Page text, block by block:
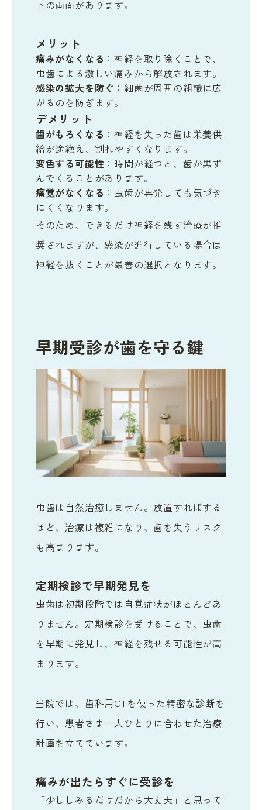
トの両面があります。
メリット
痛みがなくなる ：神経を取り除くことで、
虫歯による激しい痛みから解放されます。
感染の拡大を防ぐ ：細菌が周囲の組織に広
がるのを防ぎます。
デメリット
歯がもろくなる ：神経を失った歯は栄養供
給が途絶え、割れやすくなります。
変色する可能性 ：時間が経つと、歯が黒ず
んでくることがあります。
痛覚がなくなる ：虫歯が再発しても気づき
にくくなります。
そのため、できるだけ神経を残す治療が推
奨されますが、感染が進行している場合は
神経を抜くことが最善の選択となります。
早期受診が歯を守る鍵
虫歯は自然治癒しません。放置すればする
ほど、治療は複雑になり、歯を失うリスク
も高まります。
定期検診で早期発見を
虫歯は初期段階では自覚症状がほとんどあ
りません。定期検診を受けることで、虫歯
を早期に発見し、神経を残せる可能性が高
まります。
当院では、歯科用CTを使った精密な診断を
行い、患者さま一人ひとりに合わせた治療
計画を立てています。
痛みが出たらすぐに受診を
「少ししみるだけだから大丈夫」と思って